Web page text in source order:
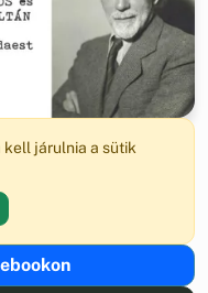
járulnia a sütik